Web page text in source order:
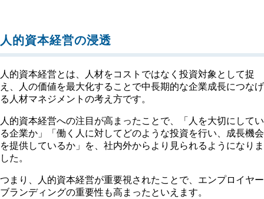
人的資本経営の浸透
人的資本経営とは、人材をコストではなく投資対象として捉
え、人の価値を最大化することで中長期的な企業成長につなげ
る人材マネジメントの考え方です。
人的資本経営への注目が高まったことで、「人を大切にしてい
る企業か」「働く人に対してどのような投資を行い、成長機会
を提供しているか」を、社内外からより見られるようになりま
した。
つまり、人的資本経営が重要視されたことで、エンプロイヤー
ブランディングの重要性も高まったといえます。